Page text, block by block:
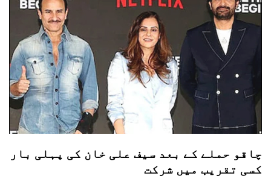
چاقو حملے کے بعد سیف علی خان کی پہلی بار
کسی تقریب میں شرکت